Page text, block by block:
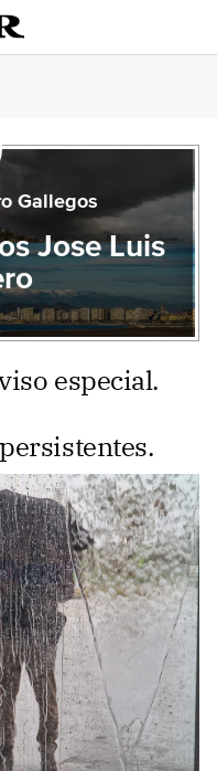
Gallegos
Jose Luis
especial.